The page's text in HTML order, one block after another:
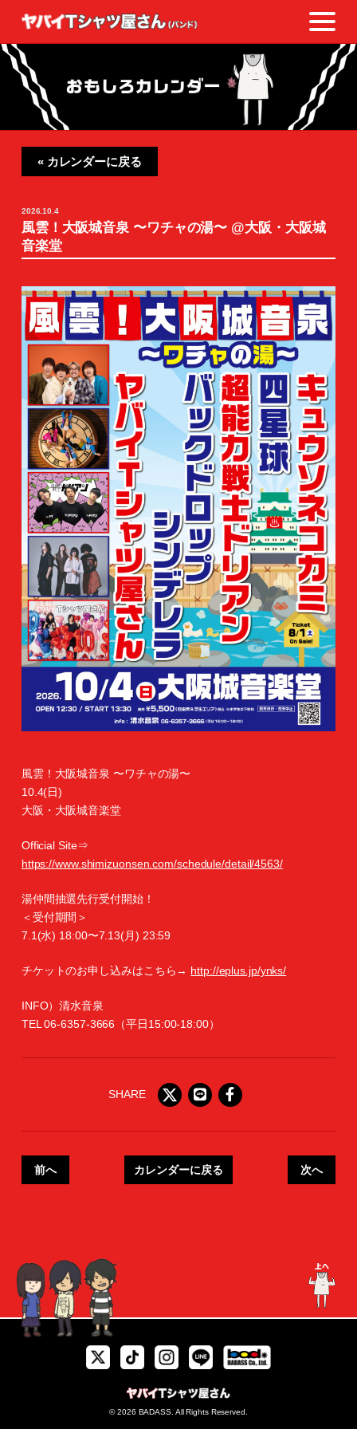
« カレンダーに戻る
2026.10.4
風雲！大阪城音泉 〜ワチャの湯〜 @大阪・大阪城
音楽堂
風雲！大阪城音泉 〜ワチャの湯〜
10.4(日)
大阪・大阪城音楽堂
Official Site⇒
https://www.shimizuonsen.com/schedule/detail/4563/
湯仲間抽選先行受付開始！
＜受付期間＞
7.1(水) 18:00〜7.13(月) 23:59
チケットのお申し込みはこちら→ http://eplus.jp/ynks/
INFO）清水音泉
TEL 06-6357-3666（平日15:00-18:00）
SHARE
前へ カレンダーに戻る 次へ
© 2026 BADASS. All Rights Reserved.